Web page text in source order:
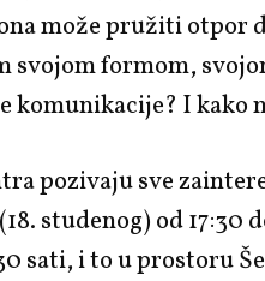
može pružiti otpor
svojom formom,
komunikacije? I kako
pozivaju sve
studenog) od 17:30
sati, i to u prostoru